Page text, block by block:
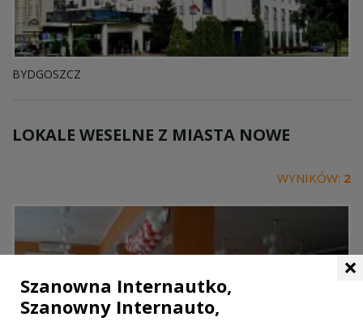
BYDGOSZCZ
LOKALE WESELNE Z MIASTA NOWE
WYNIKÓW: 2
×
Szanowna Internautko,
Szanowny Internauto,